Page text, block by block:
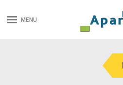
MENU